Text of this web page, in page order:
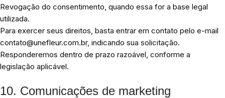
Revogação do consentimento, quando essa for a base legal
utilizada.
Para exercer seus direitos, basta entrar em contato pelo e-mail
contato@unefleur.com.br, indicando sua solicitação.
Responderemos dentro de prazo razoável, conforme a
legislação aplicável.
10. Comunicações de marketing